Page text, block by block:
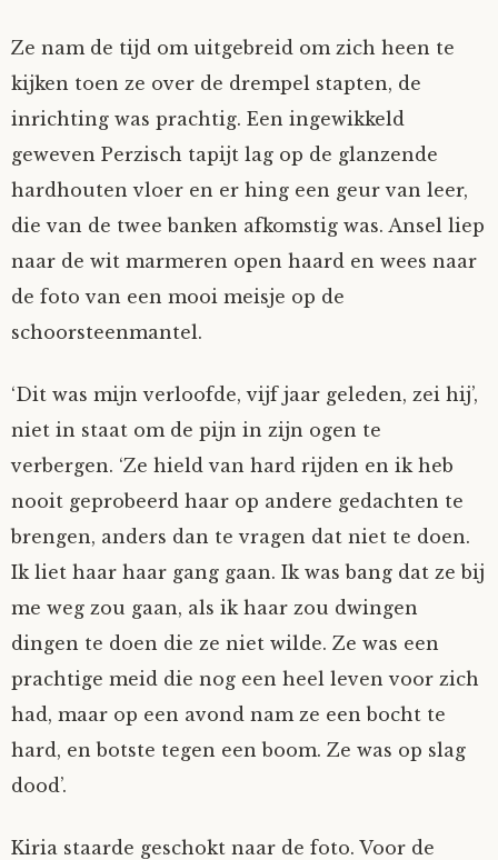
Ze nam de tijd om uitgebreid om zich heen te
kijken toen ze over de drempel stapten, de
inrichting was prachtig. Een ingewikkeld
geweven Perzisch tapijt lag op de glanzende
hardhouten vloer en er hing een geur van leer,
die van de twee banken afkomstig was. Ansel liep
naar de wit marmeren open haard en wees naar
de foto van een mooi meisje op de
schoorsteenmantel.
‘Dit was mijn verloofde, vijf jaar geleden, zei hij’,
niet in staat om de pijn in zijn ogen te
verbergen. ‘Ze hield van hard rijden en ik heb
nooit geprobeerd haar op andere gedachten te
brengen, anders dan te vragen dat niet te doen.
Ik liet haar haar gang gaan. Ik was bang dat ze bij
me weg zou gaan, als ik haar zou dwingen
dingen te doen die ze niet wilde. Ze was een
prachtige meid die nog een heel leven voor zich
had, maar op een avond nam ze een bocht te
hard, en botste tegen een boom. Ze was op slag
dood’.
Kiria staarde geschokt naar de foto. Voor de